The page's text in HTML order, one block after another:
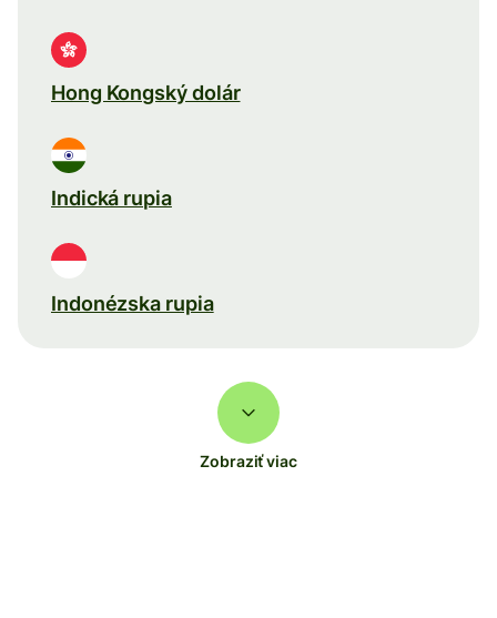
Hong Kongský dolár
Indická rupia
Indonézska rupia
Zobraziť viac